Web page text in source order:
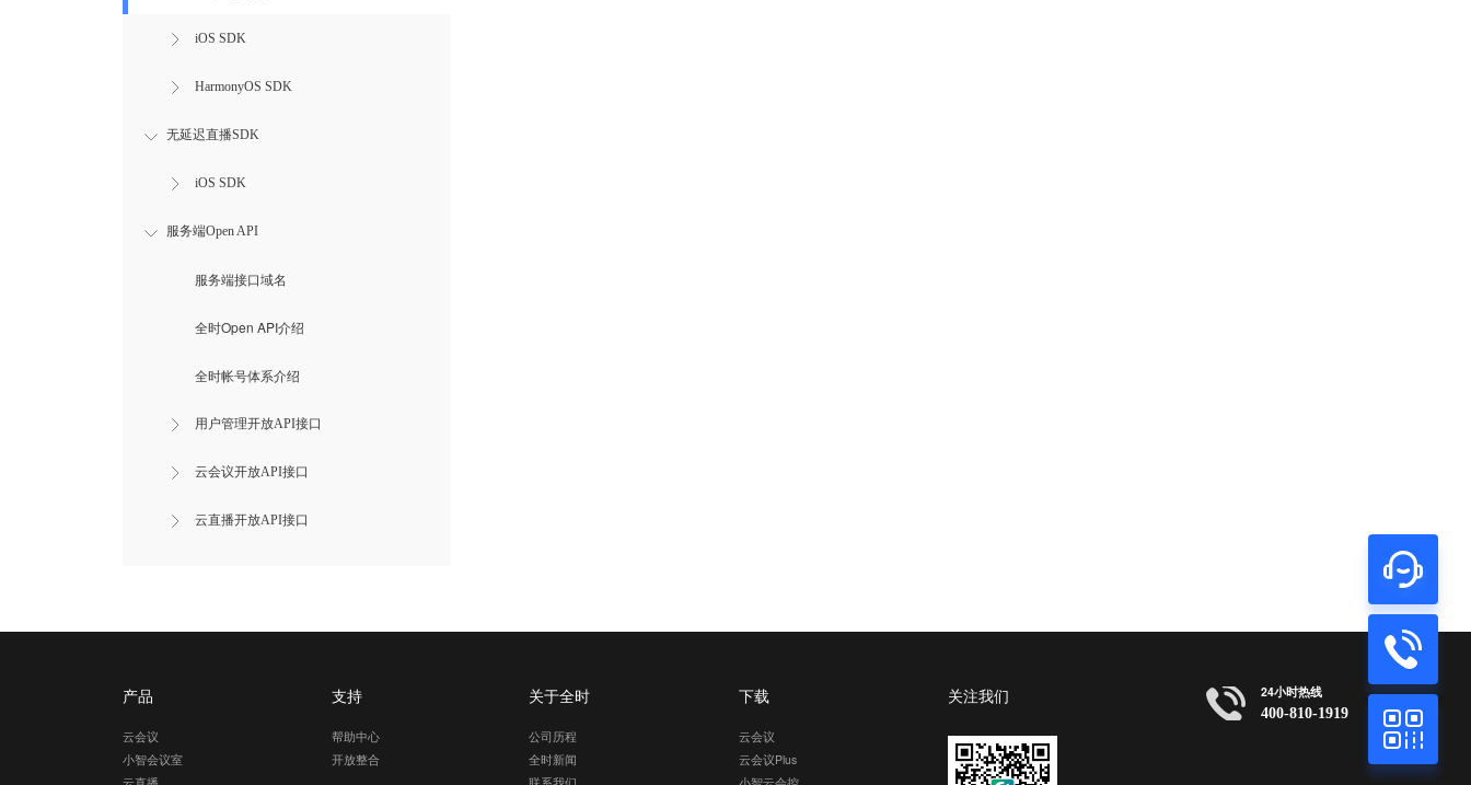
iOS SDK
HarmonyOS SDK
无延迟直播SDK
iOS SDK
服务端Open API
服务端接口域名
全时Open API介绍
全时帐号体系介绍
用户管理开放API接口
云会议开放API接口
云直播开放API接口
产品
云会议
小智会议室
支持
帮助中心
开放整合
关于全时
公司历程
全时新闻
下载
云会议
云会议Plus
关注我们
24小时热线
400-810-1919